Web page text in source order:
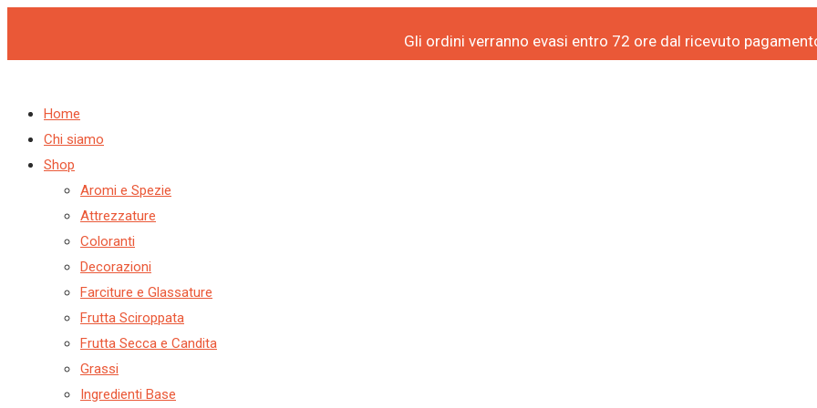
Gli ordini verranno evasi entro 72 ore dal ricevuto
Vai
contenuto
Home
Chi siamo
Shop
Aromi e Spezie
Attrezzature
Coloranti
Decorazioni
Farciture e Glassature
Frutta Sciroppata
Frutta Secca e Candita
Grassi
Ingredienti Base
Products
Products
VASCHETTA
CC
quantità